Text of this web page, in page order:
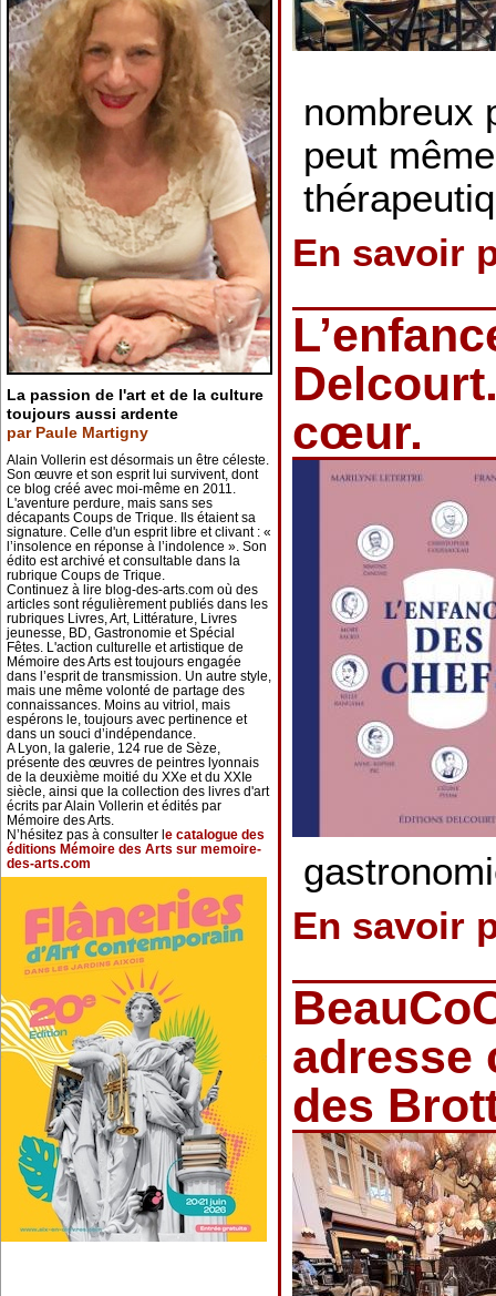
La passion de l'art et de la culture
toujours aussi ardente
par Paule Martigny
Alain Vollerin est désormais un être céleste.
Son œuvre et son esprit lui survivent, dont
ce blog créé avec moi-même en 2011.
L'aventure perdure, mais sans ses
décapants Coups de Trique. Ils étaient sa
signature. Celle d'un esprit libre et clivant : «
l’insolence en réponse à l’indolence ». Son
édito est archivé et consultable dans la
rubrique Coups de Trique.
Continuez à lire blog-des-arts.com où des
articles sont régulièrement publiés dans les
rubriques Livres, Art, Littérature, Livres
jeunesse, BD, Gastronomie et Spécial
Fêtes. L'action culturelle et artistique de
Mémoire des Arts est toujours engagée
dans l’esprit de transmission. Un autre style,
mais une même volonté de partage des
connaissances. Moins au vitriol, mais
espérons le, toujours avec pertinence et
dans un souci d’indépendance.
A Lyon, la galerie, 124 rue de Sèze,
présente des œuvres de peintres lyonnais
de la deuxième moitié du XXe et du XXIe
siècle, ainsi que la collection des livres d'art
écrits par Alain Vollerin et édités par
Mémoire des Arts.
N’hésitez pas à consulter l e catalogue des
éditions Mémoire des Arts sur memoire-
des-arts.com
nombreux
peut
En savoir
cœur.
En savoir
adresse
des